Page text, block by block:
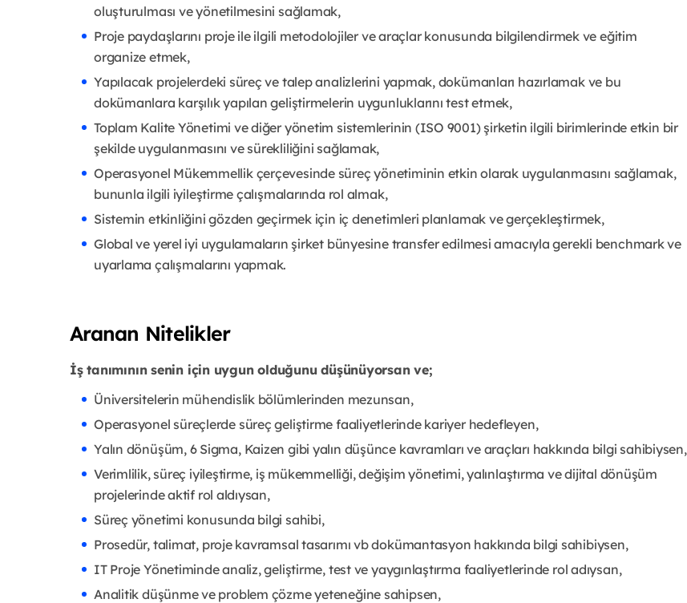
oluşturulması ve yönetilmesini sağlamak,
Proje paydaşlarını proje ile ilgili metodolojiler ve araçlar konusunda bilgilendirmek ve eğitim
organize etmek,
Yapılacak projelerdeki süreç ve talep analizlerini yapmak, dokümanları hazırlamak ve bu
dokümanlara karşılık yapılan geliştirmelerin uygunluklarını test etmek,
Toplam Kalite Yönetimi ve diğer yönetim sistemlerinin (ISO 9001) şirketin ilgili birimlerinde etkin bir
şekilde uygulanmasını ve sürekliliğini sağlamak,
Operasyonel Mükemmellik çerçevesinde süreç yönetiminin etkin olarak uygulanmasını sağlamak,
bununla ilgili iyileştirme çalışmalarında rol almak,
Sistemin etkinliğini gözden geçirmek için iç denetimleri planlamak ve gerçekleştirmek,
Global ve yerel iyi uygulamaların şirket bünyesine transfer edilmesi amacıyla gerekli benchmark ve
uyarlama çalışmalarını yapmak.
Aranan Nitelikler
İş tanımının senin için uygun olduğunu düşünüyorsan ve;
Üniversitelerin mühendislik bölümlerinden mezunsan,
Operasyonel süreçlerde süreç geliştirme faaliyetlerinde kariyer hedefleyen,
Yalın dönüşüm, 6 Sigma, Kaizen gibi yalın düşünce kavramları ve araçları hakkında bilgi sahibiysen,
Verimlilik, süreç iyileştirme, iş mükemmelliği, değişim yönetimi, yalınlaştırma ve dijital dönüşüm
projelerinde aktif rol aldıysan,
Süreç yönetimi konusunda bilgi sahibi,
Prosedür, talimat, proje kavramsal tasarımı vb dokümantasyon hakkında bilgi sahibiysen,
IT Proje Yönetiminde analiz, geliştirme, test ve yaygınlaştırma faaliyetlerinde rol adıysan,
Analitik düşünme ve problem çözme yeteneğine sahipsen,